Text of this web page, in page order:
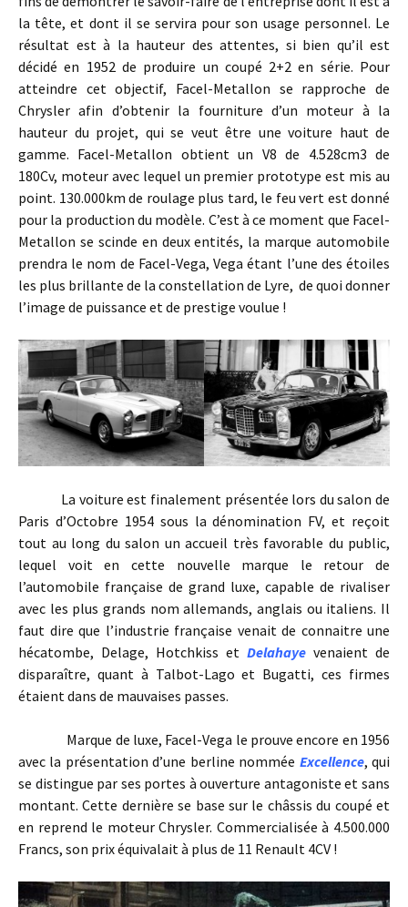
la tête, et dont il se servira pour son usage personnel. Le
résultat est à la hauteur des attentes, si bien qu’il est
décidé en 1952 de produire un coupé 2+2 en série. Pour
atteindre cet objectif, Facel-Metallon se rapproche de
Chrysler afin d’obtenir la fourniture d’un moteur à la
hauteur du projet, qui se veut être une voiture haut de
gamme. Facel-Metallon obtient un V8 de 4.528cm3 de
180Cv, moteur avec lequel un premier prototype est mis au
point. 130.000km de roulage plus tard, le feu vert est donné
pour la production du modèle. C’est à ce moment que Facel-
Metallon se scinde en deux entités, la marque automobile
prendra le nom de Facel-Vega, Vega étant l’une des étoiles
les plus brillante de la constellation de Lyre, de quoi donner
l’image de puissance et de prestige voulue !
La voiture est finalement présentée lors du salon de
Paris d’Octobre 1954 sous la dénomination FV, et reçoit
tout au long du salon un accueil très favorable du public,
lequel voit en cette nouvelle marque le retour de
l’automobile française de grand luxe, capable de rivaliser
avec les plus grands nom allemands, anglais ou italiens. Il
faut dire que l’industrie française venait de connaitre une
hécatombe, Delage, Hotchkiss et Delahaye venaient de
disparaître, quant à Talbot-Lago et Bugatti, ces firmes
étaient dans de mauvaises passes.
Marque de luxe, Facel-Vega le prouve encore en 1956
avec la présentation d’une berline nommée Excellence, qui
se distingue par ses portes à ouverture antagoniste et sans
montant. Cette dernière se base sur le châssis du coupé et
en reprend le moteur Chrysler. Commercialisée à 4.500.000
Francs, son prix équivalait à plus de 11 Renault 4CV !